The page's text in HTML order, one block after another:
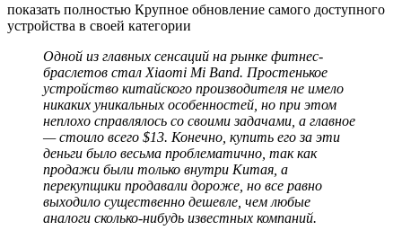
показать полностью Крупное обновление самого доступного
устройства в своей категории
Одной из главных сенсаций на рынке фитнес-
браслетов стал Xiaomi Mi Band. Простенькое
устройство китайского производителя не имело
никаких уникальных особенностей, но при этом
неплохо справлялось со своими задачами, а главное
— стоило всего $13. Конечно, купить его за эти
деньги было весьма проблематично, так как
продажи были только внутри Китая, а
перекупщики продавали дороже, но все равно
выходило существенно дешевле, чем любые
аналоги сколько-нибудь известных компаний.